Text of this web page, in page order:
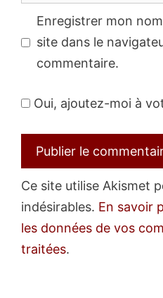
Enregistrer mon
site dans le
commentaire.
Oui, ajoutez-moi à
Ce site utilise Akismet
indésirables. En savoir
les données de vos
traitées.